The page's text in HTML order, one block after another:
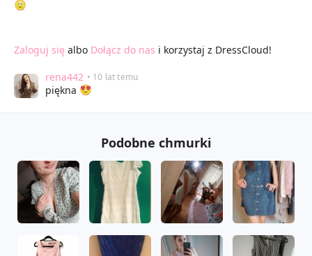
Zaloguj się albo Dołącz do nas i korzystaj z DressCloud!
rena442 • 10 lat temu
piękna
Podobne chmurki